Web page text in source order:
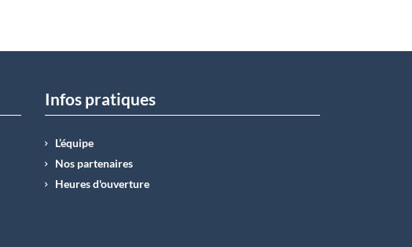
Infos pratiques
L’équipe
Nos partenaires
Heures d'ouverture